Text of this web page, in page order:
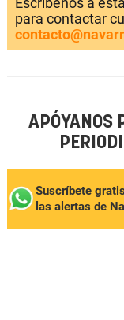
para contactar
APÓYANOS
Suscríbete
las alertas de